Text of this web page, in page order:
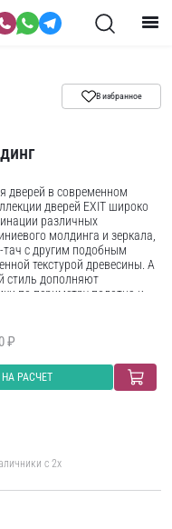
В избранное
дверей в современном
дверей EXIT широко
различных
молдинга и зеркала,
с другим подобным
текстурой древесины. А
стиль дополняют
по периметру полотна и
короб.
₽
РАСЧЕТ
с 2х